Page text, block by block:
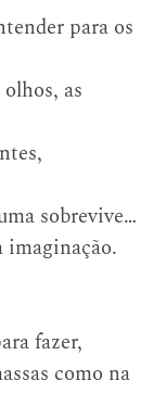
para os
as
sobrevive…
imaginação.
fazer,
como na